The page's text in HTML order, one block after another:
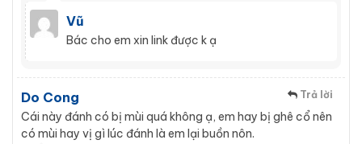
Vũ
Bác cho em xin link được k ạ
Do Cong Trả lời
Cái này đánh có bị mùi quá không ạ, em hay bị ghê cổ nên
có mùi hay vị gì lúc đánh là em lại buồn nôn.